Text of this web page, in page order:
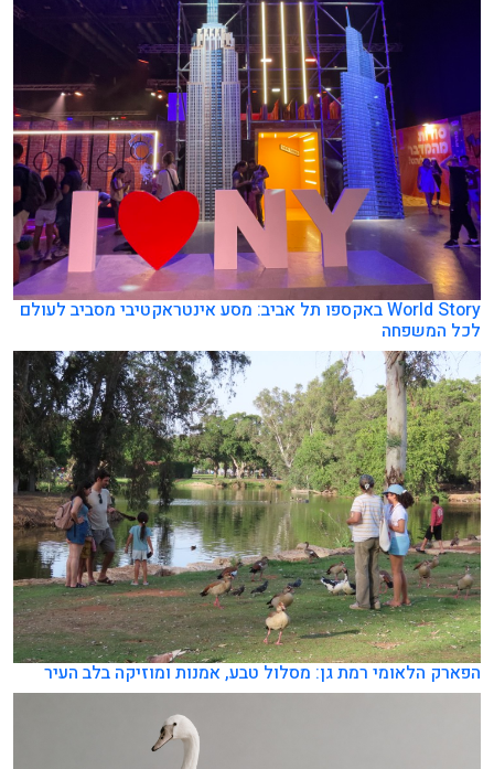
World Story באקספו תל אביב: מסע אינטראקטיבי מסביב לעולם
לכל המשפחה
הפארק הלאומי רמת גן: מסלול טבע, אמנות ומוזיקה בלב העיר